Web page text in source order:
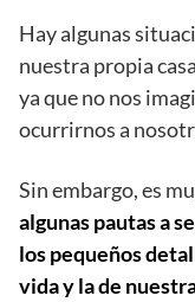
Hay algunas
nuestra propia casa
ya que no nos
ocurrirnos a
Sin embargo, es
algunas pautas a
los pequeños
vida y la de